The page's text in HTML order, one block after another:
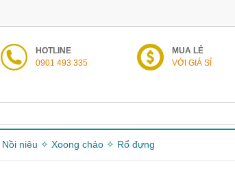
HOTLINE
0901 493 335
MUA LẺ
VỚI GIÁ SỈ
Nồi niêu ✧ Xoong chảo ✧ Rổ đựng